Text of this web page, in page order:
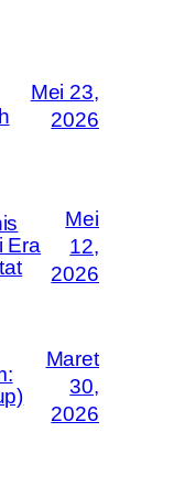
Mei 23,
2026
Era
Mei
12,
2026
Maret
30,
2026